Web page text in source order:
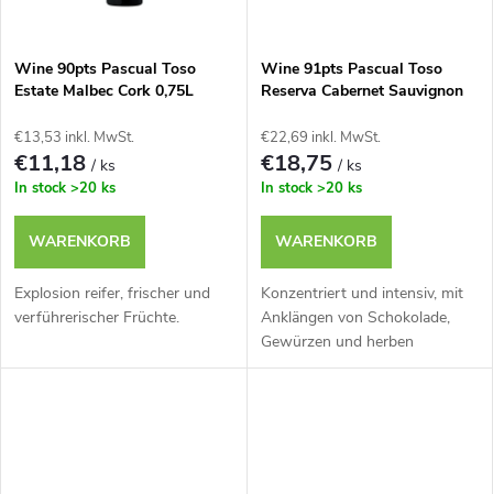
g
t
e
Wine 90pts Pascual Toso
Estate Malbec Cork 0,75L
€13,53 inkl. MwSt.
€11,18/ ks
In stock >20 ks
WARENKORB
Explosion reifer, frischer und
verführerischer Früchte.
Wine 91pts Pascual Toso
Reserva Cabernet Sauvignon
€22,69 inkl. MwSt.
€18,75/ ks
In stock >20 ks
WARENKORB
Konzentriert und intensiv, mit
Anklängen von Schokolade,
Gewürzen und herben
Pflaumen.